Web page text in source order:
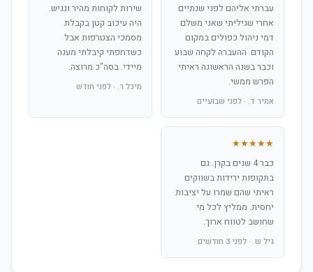
עברתי אליהם לפני שנתיים
אחרי שגיליתי שאני משלם
דמי ניהול כפולים במקום
הקודם. ההעברה לקחה שבוע
וכבר בשנה הראשונה ראיתי
הפרש ממשי.
אמיר ד. · לפני שבועיים
שירות לקוחות מהיר ונגיש.
היה עיכוב קטן בקבלת
מסמכי הצטרפות אבל
כשדחפתי קיבלתי מענה
מיידי. בסה"כ מרוצה.
מיכל ר. · לפני חודש
★★★★★
כבר 4 שנים בקרן. גם
בתקופות ירידות בשווקים
ראיתי שהם שמרו על יציבות
יחסית. ממליץ לכל מי
שחושב לטווח ארוך.
גיל ש. · לפני 3 חודשים